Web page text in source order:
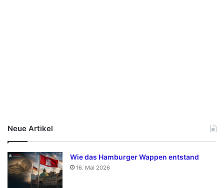
Neue Artikel
Wie das Hamburger Wappen entstand
16. Mai 2026